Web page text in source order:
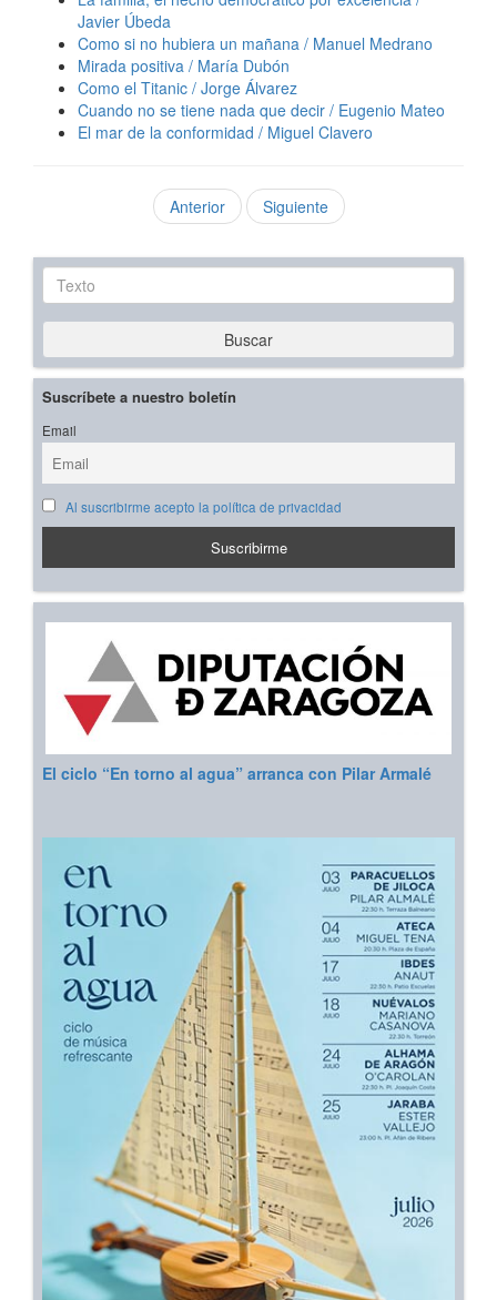
Javier Úbeda
Como si no hubiera un mañana / Manuel Medrano
Mirada positiva / María Dubón
Como el Titanic / Jorge Álvarez
Cuando no se tiene nada que decir / Eugenio Mateo
El mar de la conformidad / Miguel Clavero
Anterior Siguiente
Texto
Buscar
Suscríbete a nuestro boletín
Email
Al suscribirme acepto la política de privacidad
El ciclo “En torno al agua” arranca con Pilar Armalé